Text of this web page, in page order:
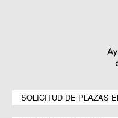
SOLICITUD DE PLAZAS